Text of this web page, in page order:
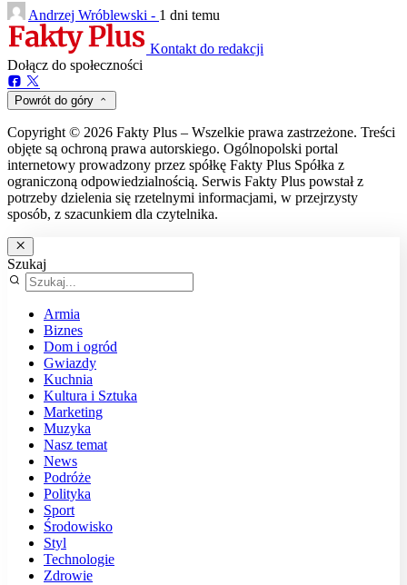
Andrzej Wróblewski - 1 dni temu
Kontakt do redakcji
Dołącz do społeczności
Powrót do góry
Copyright © 2026 Fakty Plus – Wszelkie prawa zastrzeżone. Treści
objęte są ochroną prawa autorskiego. Ogólnopolski portal
internetowy prowadzony przez spółkę Fakty Plus Spółka z
ograniczoną odpowiedzialnością. Serwis Fakty Plus powstał z
potrzeby dzielenia się rzetelnymi informacjami, w przejrzysty
sposób, z szacunkiem dla czytelnika.
Szukaj
Armia
Biznes
Dom i ogród
Gwiazdy
Kuchnia
Kultura i Sztuka
Marketing
Muzyka
Nasz temat
News
Podróże
Polityka
Sport
Środowisko
Styl
Technologie
Zdrowie